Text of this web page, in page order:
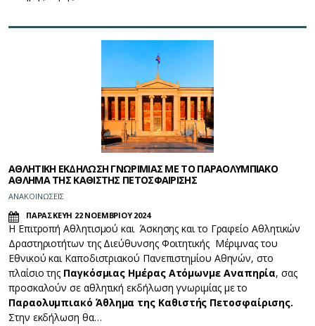
ΑΘΛΗΤΙΚΗ ΕΚΔΗΛΩΣΗ ΓΝΩΡΙΜΙΑΣ ΜΕ ΤΟ ΠΑΡΑΟΛΥΜΠΙΑΚΟ
ΑΘΛΗΜΑ ΤΗΣ ΚΑΘΙΣΤΗΣ ΠΕΤΟΣΦΑΙΡΙΣΗΣ
ΑΝΑΚΟΙΝΩΣΕΙΣ
ΠΑΡΑΣΚΕΥΗ 22 ΝΟΕΜΒΡΙΟΥ 2024
Η Επιτροπή Αθλητισμού και Άσκησης και το Γραφείο Αθλητικών
Δραστηριοτήτων της Διεύθυνσης Φοιτητικής Μέριμνας του
Εθνικού και Καποδιστριακού Πανεπιστημίου Αθηνών, στο
πλαίσιο της Παγκόσμιας Ημέρας Ατόμωνμε Αναπηρία, σας
προσκαλούν σε αθλητική εκδήλωση γνωριμίας με το
Παραολυμπιακό Άθλημα της Καθιστής Πετοσφαίρισης.
Στην εκδήλωση θα…